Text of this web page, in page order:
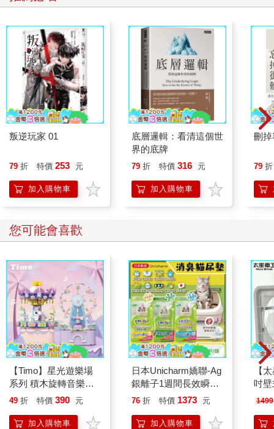
叛逆玩家 01
79 折 特價 253 元
加入購物車
底層邏輯：看清這個世
界的底牌
79 折 特價 316 元
加入購物車
刪
79 折
您可能會喜歡
【Timo】星光遊樂場
系列 積木旋轉音樂盒
禮物
49 折 特價 390 元
加入購物車
日本Unicharm嬌聯-Ag
銀離子1週間長效瞬吸
乾爽寵物消臭大師貓尿
防滲漏貓尿布/可觀察
76 折 特價 1373 元
加入購物車
【
吋
機)
1499